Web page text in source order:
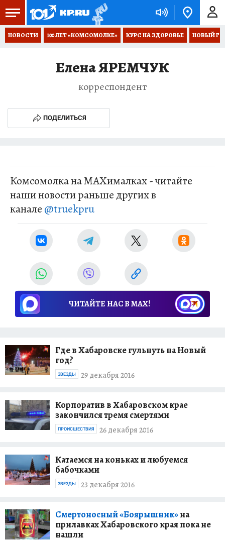
НОВОСТИ 100 ЛЕТ «КОМСОМОЛКЕ» КУРС НА ЗДОРОВЬЕ НОВЫЙ
Елена ЯРЕМЧУК
корреспондент
ПОДЕЛИТЬСЯ
Комсомолка на MAXималках - читайте
наши новости раньше других в
канале @truekpru
ЧИТАЙТЕ НАС В МАХ!
Где в Хабаровске гульнуть на Новый
год?
29 декабря 2016
ЗВЕЗДЫ
Корпоратив в Хабаровском крае
закончился тремя смертями
26 декабря 2016
ПРОИСШЕСТВИЯ
Катаемся на коньках и любуемся
бабочками
23 декабря 2016
ЗВЕЗДЫ
Смертоносный «Боярышник»на
прилавках Хабаровского края пока не
нашли